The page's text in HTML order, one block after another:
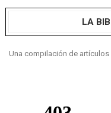
LA
Una compilación de artículos